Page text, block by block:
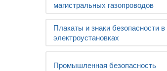
магистральных газопроводов
Плакаты и знаки безопасности в
электроустановках
Промышленная безопасность